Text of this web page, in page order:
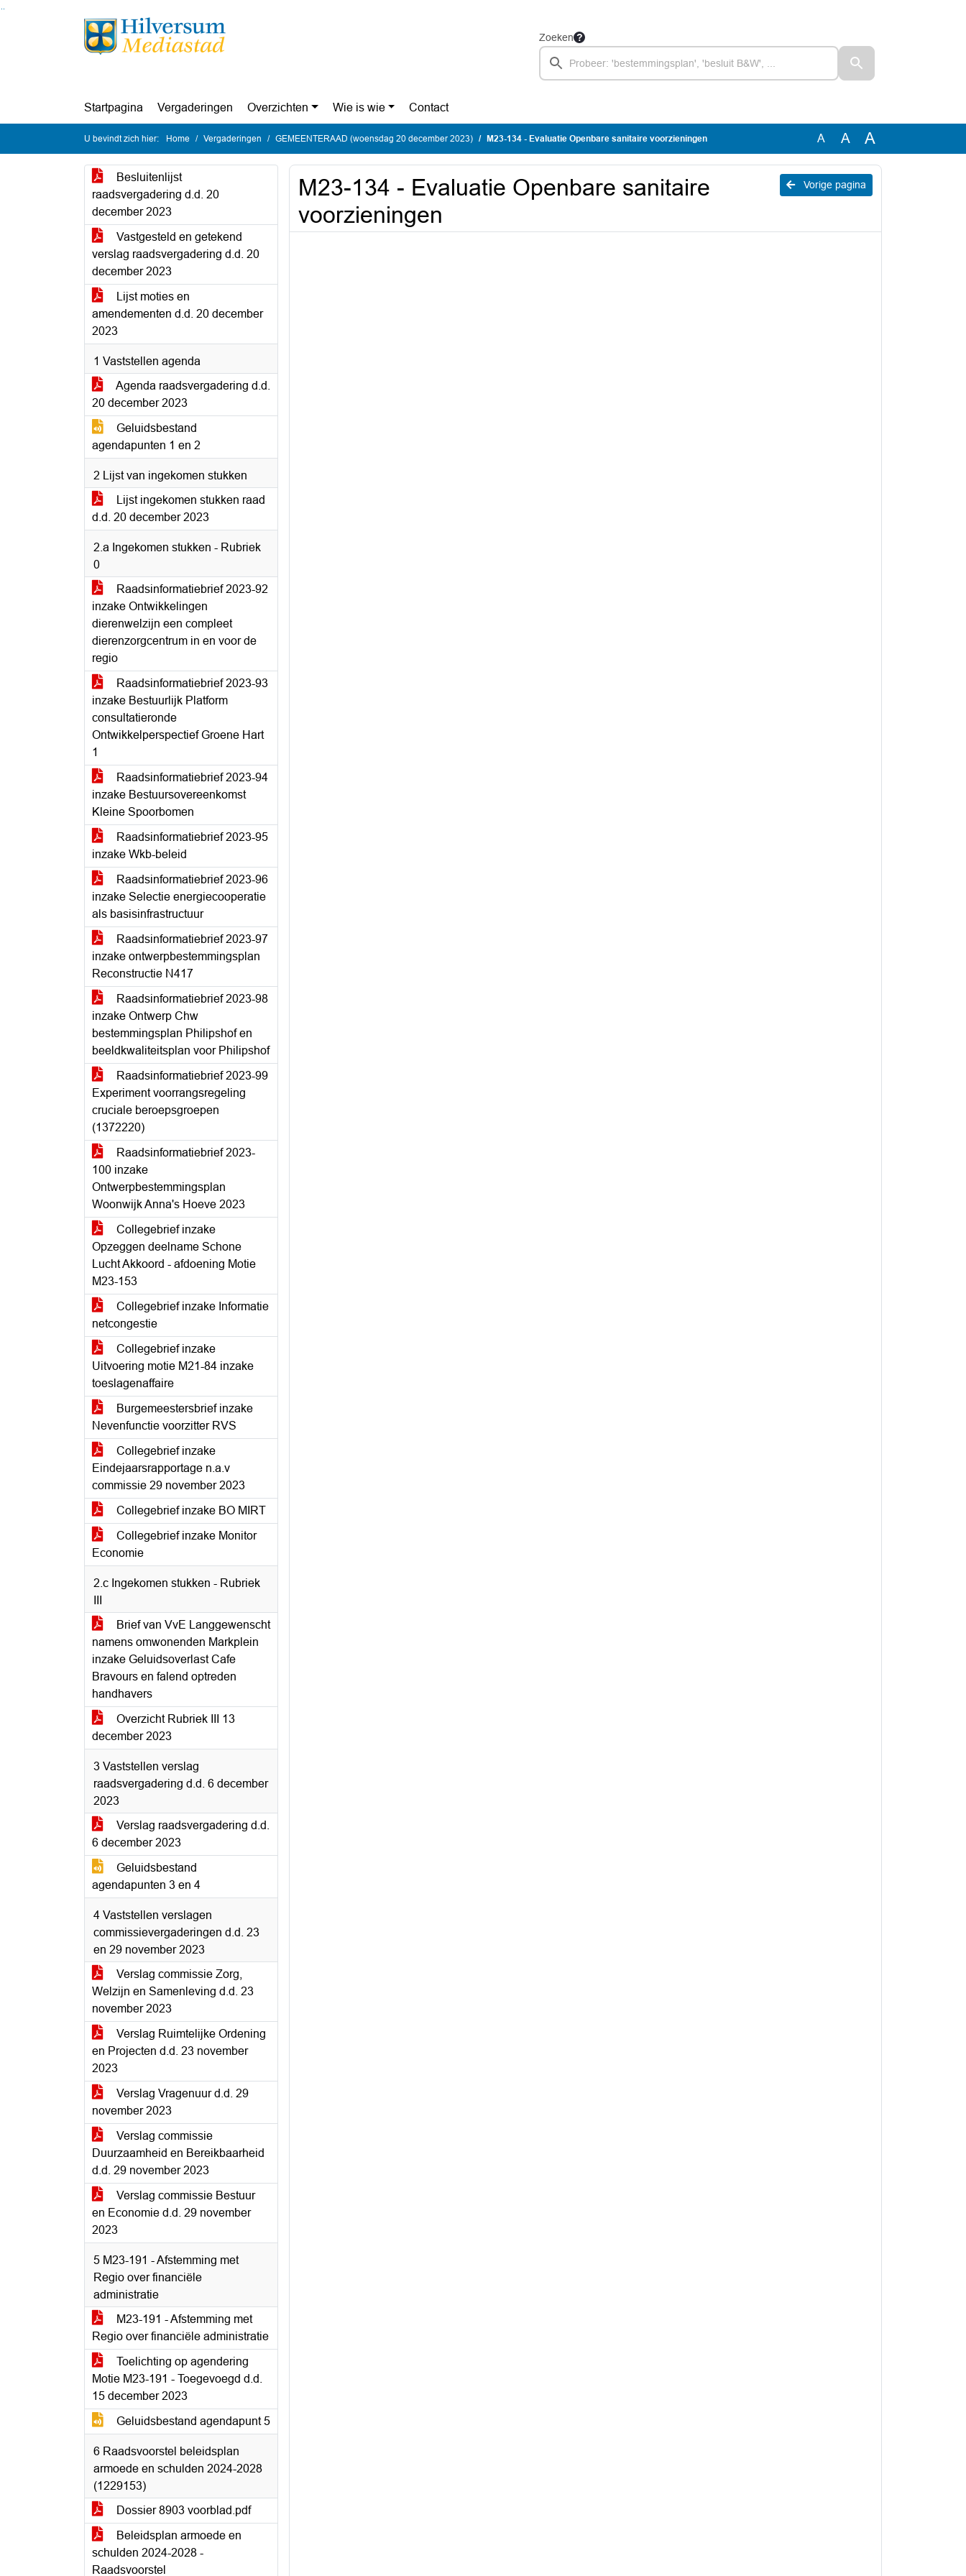
Ga naar de inhoud van deze pagina
Ga naar het zoeken
Ga naar het menu
Zoeken
Startpagina Vergaderingen Overzichten Wie is wie Contact
U bevindt zich hier: Home Vergaderingen GEMEENTERAAD (woensdag 20 december 2023) M23-134 - Evaluatie Openbare sanitaire voorzieningen A A A
Besluitenlijst
raadsvergadering d.d. 20
december 2023
Vastgesteld en getekend
verslag raadsvergadering d.d. 20
december 2023
Lijst moties en
amendementen d.d. 20 december
2023
1 Vaststellen agenda
Agenda raadsvergadering d.d.
20 december 2023
Geluidsbestand
agendapunten 1 en 2
2 Lijst van ingekomen stukken
Lijst ingekomen stukken raad
d.d. 20 december 2023
2.a Ingekomen stukken - Rubriek
0
Raadsinformatiebrief 2023-92
inzake Ontwikkelingen
dierenwelzijn een compleet
dierenzorgcentrum in en voor de
regio
Raadsinformatiebrief 2023-93
inzake Bestuurlijk Platform
consultatieronde
Ontwikkelperspectief Groene Hart
1
Raadsinformatiebrief 2023-94
inzake Bestuursovereenkomst
Kleine Spoorbomen
Raadsinformatiebrief 2023-95
inzake Wkb-beleid
Raadsinformatiebrief 2023-96
inzake Selectie energiecooperatie
als basisinfrastructuur
Raadsinformatiebrief 2023-97
inzake ontwerpbestemmingsplan
Reconstructie N417
Raadsinformatiebrief 2023-98
inzake Ontwerp Chw
bestemmingsplan Philipshof en
beeldkwaliteitsplan voor Philipshof
Raadsinformatiebrief 2023-99
Experiment voorrangsregeling
cruciale beroepsgroepen
(1372220)
Raadsinformatiebrief 2023-
100 inzake
Ontwerpbestemmingsplan
Woonwijk Anna's Hoeve 2023
Collegebrief inzake
Opzeggen deelname Schone
Lucht Akkoord - afdoening Motie
M23-153
Collegebrief inzake Informatie
netcongestie
Collegebrief inzake
Uitvoering motie M21-84 inzake
toeslagenaffaire
Burgemeestersbrief inzake
Nevenfunctie voorzitter RVS
Collegebrief inzake
Eindejaarsrapportage n.a.v
commissie 29 november 2023
Collegebrief inzake BO MIRT
Collegebrief inzake Monitor
Economie
2.c Ingekomen stukken - Rubriek
Brief van VvE Langgewenscht
namens omwonenden Markplein
inzake Geluidsoverlast Cafe
Bravours en falend optreden
handhavers
Overzicht Rubriek III 13
december 2023
3 Vaststellen verslag
raadsvergadering d.d. 6 december
2023
Verslag raadsvergadering d.d.
6 december 2023
Geluidsbestand
agendapunten 3 en 4
4 Vaststellen verslagen
commissievergaderingen d.d. 23
en 29 november 2023
Verslag commissie Zorg,
Welzijn en Samenleving d.d. 23
november 2023
Verslag Ruimtelijke Ordening
en Projecten d.d. 23 november
2023
Verslag Vragenuur d.d. 29
november 2023
Verslag commissie
Duurzaamheid en Bereikbaarheid
d.d. 29 november 2023
Verslag commissie Bestuur
en Economie d.d. 29 november
2023
5 M23-191 - Afstemming met
Regio over financiële
administratie
M23-191 - Afstemming met
Regio over financiële administratie
Toelichting op agendering
Motie M23-191 - Toegevoegd d.d.
15 december 2023
Geluidsbestand agendapunt 5
6 Raadsvoorstel beleidsplan
armoede en schulden 2024-2028
(1229153)
Dossier 8903 voorblad.pdf
Beleidsplan armoede en
schulden 2024-2028 -
Raadsvoorstel
Vorige pagina
M23-134 - Evaluatie Openbare sanitaire
voorzieningen